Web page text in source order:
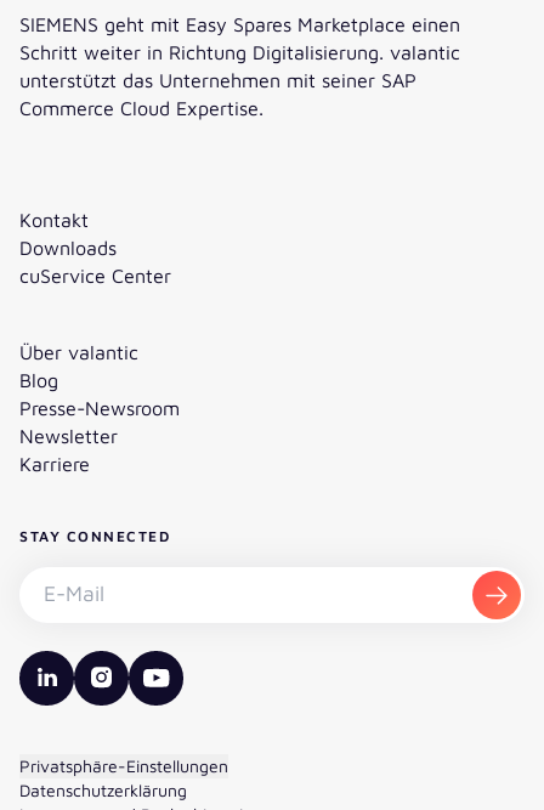
SIEMENS geht mit Easy Spares Marketplace einen
Schritt weiter in Richtung Digitalisierung. valantic
unterstützt das Unternehmen mit seiner SAP
Commerce Cloud Expertise.
Kontakt
Downloads
cuService Center
Über valantic
Blog
Presse-Newsroom
Newsletter
Karriere
STAY CONNECTED
valantic LinkedIn
valantic Instagram
valantic YouTube
Privatsphäre-Einstellungen
Datenschutzerklärung